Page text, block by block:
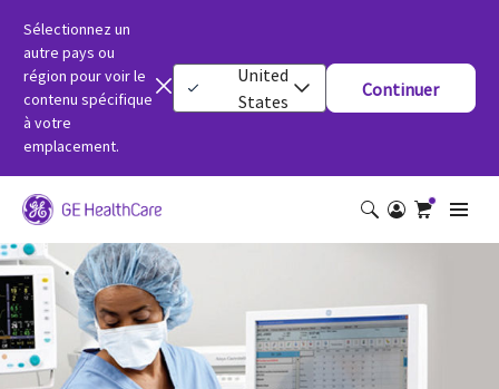
Sélectionnez un
autre pays ou
région pour voir le
contenu spécifique
à votre
emplacement.
United
States
Continuer